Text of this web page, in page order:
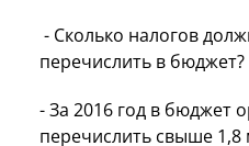
- Сколько налогов
перечислить в бюджет?
- За 2016 год в бюджет
перечислить свыше 1,8